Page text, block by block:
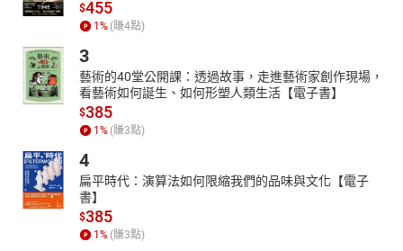
$455
1 % (賺4點)
3
藝術的40堂公開課：透過故事，走進藝術家創作現場，
看藝術如何誕生、如何形塑人類生活【電子書】
$385
1 % (賺3點)
4
扁平時代：演算法如何限縮我們的品味與文化【電子
書】
$385
1 % (賺3點)